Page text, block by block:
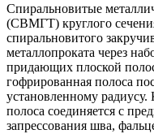
Спиральновитые
(СВМГТ) круглого
спиральновитого
металлопроката через
придающих плоской
гофрированная полоса
установленному
полоса соединяется с
запрессования шва,